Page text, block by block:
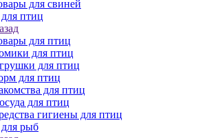
для свиней
птиц
для птиц
для птиц
для птиц
для птиц
для птиц
для птиц
гигиены для птиц
рыб